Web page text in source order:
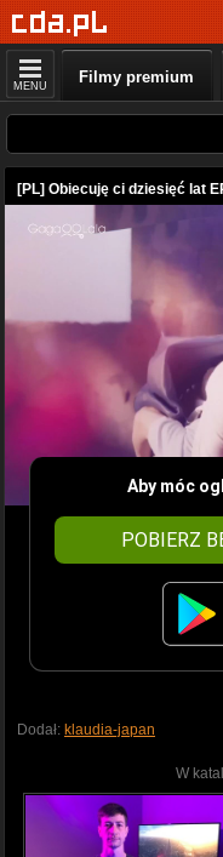
MENU Filmy premium
[PL] Obiecuję ci dziesięć lat
Aby móc
POBIERZ
Dodał: klaudia-japan
W